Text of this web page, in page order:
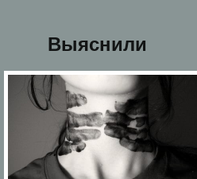
Выяснили